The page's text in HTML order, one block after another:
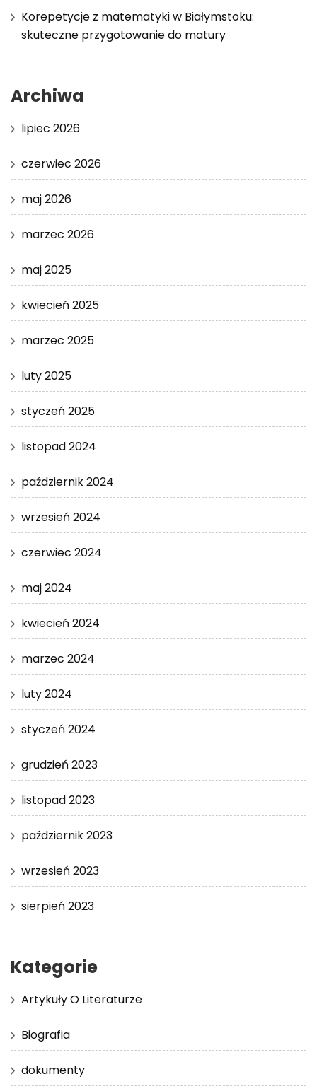
Korepetycje z matematyki w Białymstoku:
skuteczne przygotowanie do matury
Archiwa
lipiec 2026
czerwiec 2026
maj 2026
marzec 2026
maj 2025
kwiecień 2025
marzec 2025
luty 2025
styczeń 2025
listopad 2024
październik 2024
wrzesień 2024
czerwiec 2024
maj 2024
kwiecień 2024
marzec 2024
luty 2024
styczeń 2024
grudzień 2023
listopad 2023
październik 2023
wrzesień 2023
sierpień 2023
Kategorie
Artykuły O Literaturze
Biografia
dokumenty